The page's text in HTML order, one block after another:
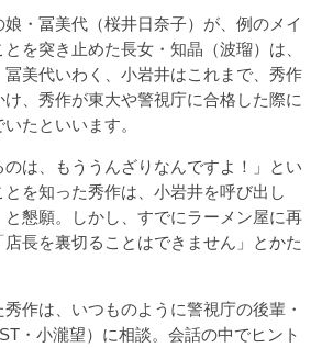
・冨美代（桜井日奈子）が、例のメイ
を突き止めた長女・知晶（波瑠）は、
美代いわく、小岩井はこれまで、秀作
、秀作が東大や警視庁に合格した際に
たといいます。
のは、もううんざりなんですよ！」とい
を知った秀作は、小岩井を呼び出し
と懇願。しかし、すでにラーメン屋に再
長を裏切ることはできません」とかた
作は、いつものように警視庁の後輩・
・小瀧望）に相談。会話の中でヒント